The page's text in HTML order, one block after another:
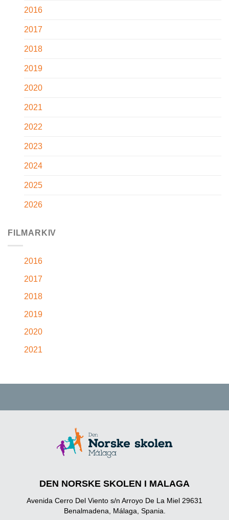
2016
2017
2018
2019
2020
2021
2022
2023
2024
2025
2026
FILMARKIV
2016
2017
2018
2019
2020
2021
DEN NORSKE SKOLEN I MALAGA
Avenida Cerro Del Viento s/n Arroyo De La Miel 29631
Benalmadena, Málaga, Spania.